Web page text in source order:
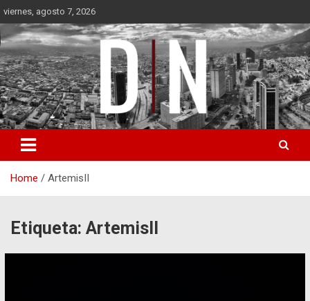
Skip
to
content
viernes, agosto 7, 2026
Diámetro Noticias
Home ArtemisII
Etiqueta: ArtemisII